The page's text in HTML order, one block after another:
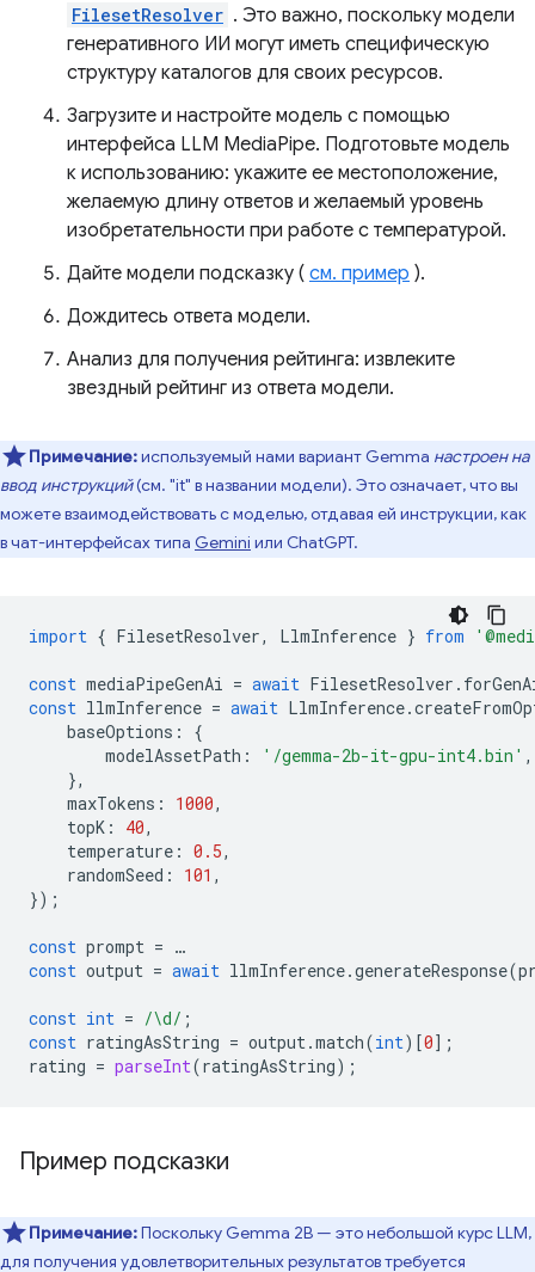
FilesetResolver . Это важно, поскольку модели
генеративного ИИ могут иметь специфическую
структуру каталогов для своих ресурсов.
Загрузите и настройте модель с помощью
интерфейса LLM MediaPipe. Подготовьте модель
к использованию: укажите ее местоположение,
желаемую длину ответов и желаемый уровень
изобретательности при работе с температурой.
Дайте модели подсказку ( см. пример ).
Дождитесь ответа модели.
Анализ для получения рейтинга: извлеките
звездный рейтинг из ответа модели.
Примечание:используемый нами вариант Gemma настроен на
ввод инструкций(см. "it" в названии модели). Это означает, что вы
можете взаимодействовать с моделью, отдавая ей инструкции, как
в чат-интерфейсах типа Gemini или ChatGPT.
import { FilesetResolver, LlmInference } from
const mediaPipeGenAi = await FilesetResolver .
const llmInference = await LlmInference.
baseOptions :
{
modelAssetPath : '/gemma-2b-it-gpu-int4.bin' ,
},
maxTokens : 1000,
topK : 40,
temperature : 0.5,
randomSeed : 101 ,
});
const prompt = …
const output = await llmInference.generateResponse(
const int = /\d/ ;
const ratingAsString = output .match(int)[0];
rating = parseInt(ratingAsString);
Пример подсказки
Примечание:Поскольку Gemma 2B — это небольшой курс LLM,
для получения удовлетворительных результатов требуется